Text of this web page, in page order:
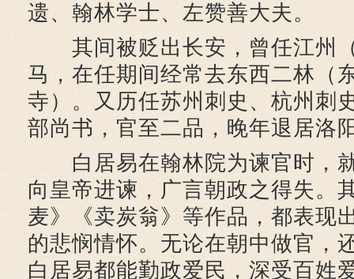
遗、翰林学士、左赞善大夫。
其间被贬出长安，曾任江州
马，在任期间经常去东西二林（
寺）。又历任苏州刺史、杭州刺
部尚书，官至二品，晚年退居洛
白居易在翰林院为谏官时，
向皇帝进谏，广言朝政之得失。
麦》《卖炭翁》等作品，都表现
的悲悯情怀。无论在朝中做官，
白居易都能勤政爱民，深受百姓